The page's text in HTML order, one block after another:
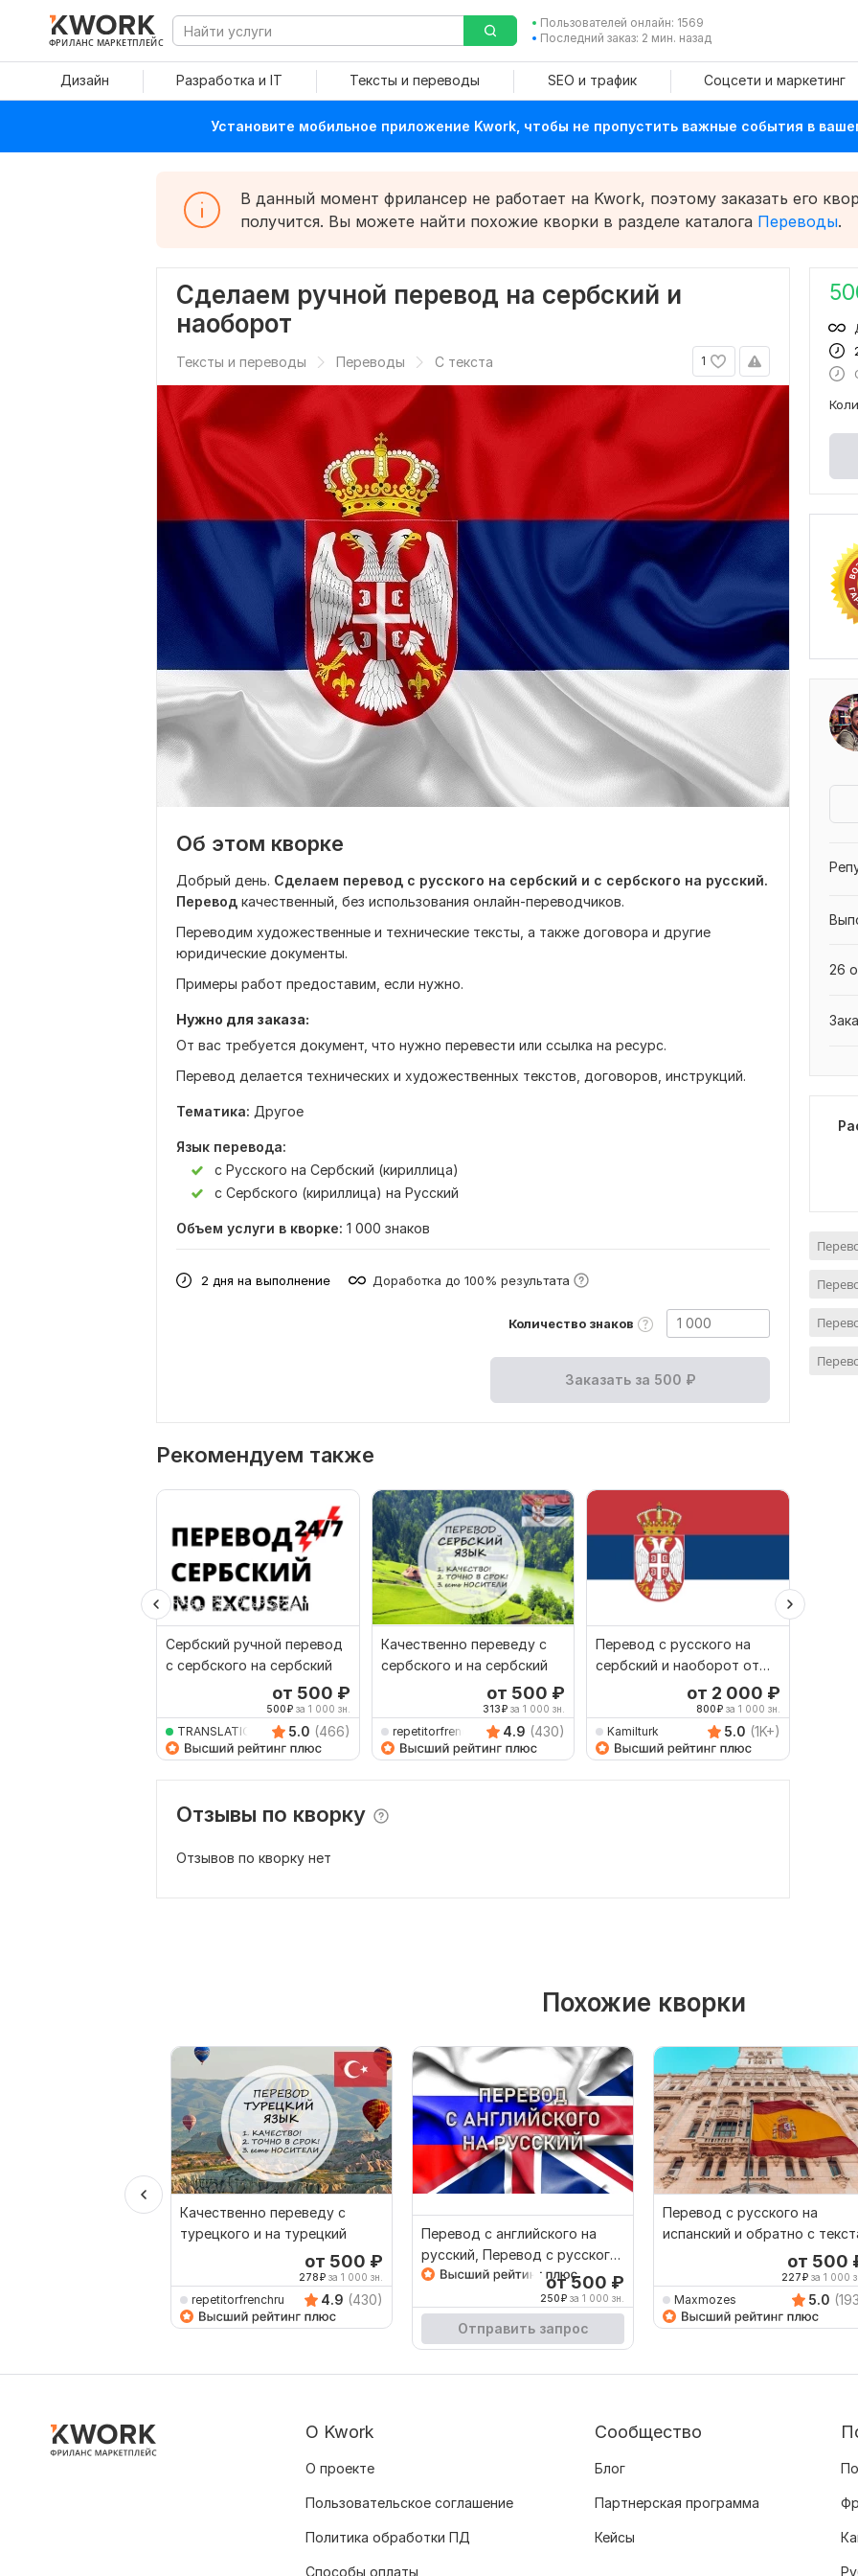
ФРИЛАНС МАРКЕТПЛЕЙС
Пользователей онлайн: 1569
Последний заказ: 2 мин. назад
Дизайн Разработка и IT Тексты и переводы SEO и трафик Соцсети и маркетинг
Установите мобильное приложение Kwork, чтобы не пропустить важные события в
В данный момент фрилансер не работает на Kwork, поэтому заказать его
получится. Вы можете найти похожие кворки в разделе каталога Переводы.
Сделаем ручной перевод на сербский и
наоборот
1
Тексты и переводы Переводы С текста
Об этом кворке
Добрый день. Сделаем перевод с русского на сербский и с сербского на русский.
Перевод качественный, без использования онлайн-переводчиков.
Переводим художественные и технические тексты, а также договора и другие
юридические документы.
Примеры работ предоставим, если нужно.
Нужно для заказа:
От вас требуется документ, что нужно перевести или ссылка на ресурс.
Перевод делается технических и художественных текстов, договоров, инструкций.
Тематика: Другое
Язык перевода:
с Русского на Сербский (кириллица)
с Сербского (кириллица) на Русский
Объем услуги в кворке: 1 000 знаков
2 дня на выполнение Доработка до 100% результата
Количество знаков
Заказать за 500 ₽
Рекомендуем также
Сербский ручной перевод
с сербского на сербский
от 500 ₽
500₽за 1 000 зн.
TRANSLATION24ON75.0 (466)
Качественно переведу с
сербского и на сербский
от 500 ₽
313₽ за 1 000 зн.
repetitorfrenchru 4.9 (430)
Перевод с русского на
сербский и наоборот от
от 2 000 ₽
800₽за 1 000 зн.
Kamilturk 5.0 (1K+)
Отзывы по кворку
Отзывов по кворку нет
26
Похожие кворки
Качественно переведу с
турецкого и на турецкий
от 500 ₽
278₽ за 1 000 зн.
repetitorfrenchru 4.9 (430)
Перевод с английского на
русский, Перевод с русского
на английский
от 500 ₽
250₽ за 1 000 зн.
Отправить запрос
Перевод с русского на
испанский и обратно с
от 500
227₽ за 1 000
Maxmozes 5.0
О Kwork
О проекте
Пользовательское соглашение
Политика обработки ПД
Способы оплаты
Сообщество
Блог
Партнерская программа
Кейсы